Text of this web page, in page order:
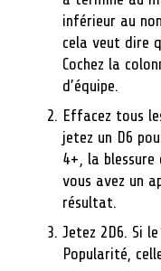
inférieur au
cela veut dire
Cochez la
d’équipe.
Effacez tous
jetez un D6
4+, la blessure
vous avez un
résultat.
Jetez 2D6. Si
Popularité,